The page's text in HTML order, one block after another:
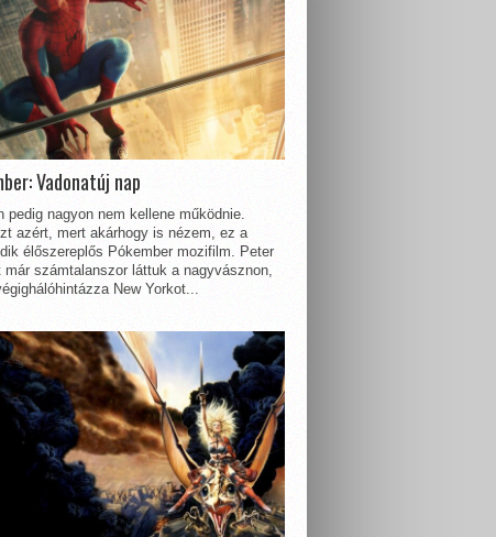
Vadonatúj nap
pedig nagyon nem kellene működnie.
azért, mert akárhogy is nézem, ez a
élőszereplős Pókember mozifilm. Peter
már számtalanszor láttuk a nagyvásznon,
New Yorkot...